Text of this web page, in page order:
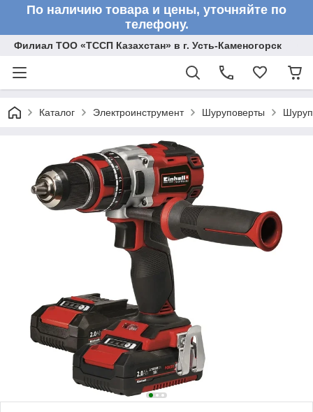
По наличию товара и цены, уточняйте по
телефону.
Филиал ТОО «ТССП Казахстан» в г. Усть-Каменогорск
Каталог Электроинструмент Шуруповерты